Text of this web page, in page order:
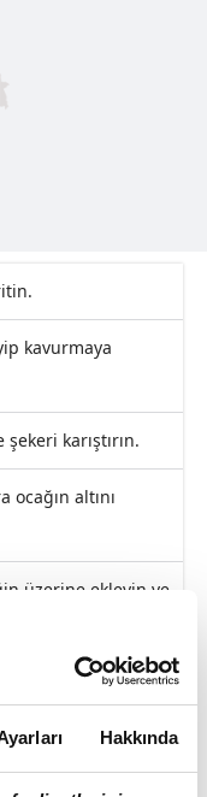
Hakkında
kavurmaya
karıştırın.
altını
üzerine ekleyin ve
ara ara
tencerenin altını